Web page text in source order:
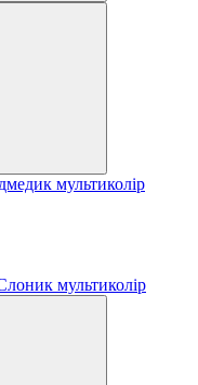
мультиколір